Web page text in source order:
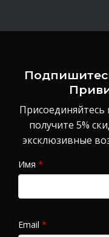
Присоединяйтесь
получите 5%
эксклюзивные
Имя *
Email *